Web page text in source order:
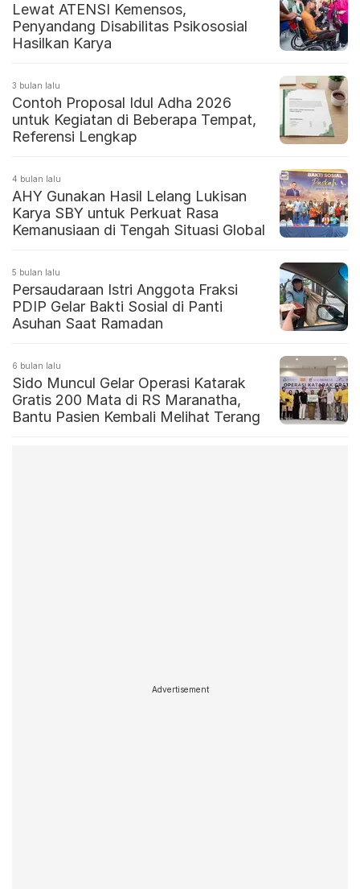
Lewat ATENSI Kemensos,
Penyandang Disabilitas Psikososial
Hasilkan Karya
3 bulan lalu
Contoh Proposal Idul Adha 2026
untuk Kegiatan di Beberapa Tempat,
Referensi Lengkap
4 bulan lalu
AHY Gunakan Hasil Lelang Lukisan
Karya SBY untuk Perkuat Rasa
Kemanusiaan di Tengah Situasi Global
5 bulan lalu
Persaudaraan Istri Anggota Fraksi
PDIP Gelar Bakti Sosial di Panti
Asuhan Saat Ramadan
6 bulan lalu
Sido Muncul Gelar Operasi Katarak
Gratis 200 Mata di RS Maranatha,
Bantu Pasien Kembali Melihat Terang
Advertisement